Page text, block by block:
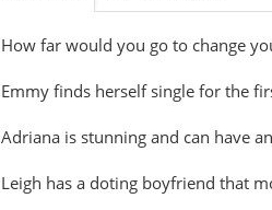
How far would you go to change
Emmy finds herself single for the
Adriana is stunning and can have
Leigh has a doting boyfriend that